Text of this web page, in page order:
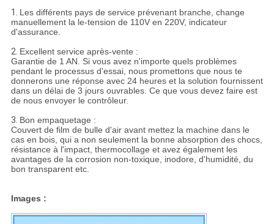
1. Les différents pays de service prévenant branche, change
manuellement la le-tension de 110V en 220V, indicateur
d'assurance.
2. Excellent service après-vente :
Garantie de 1 AN. Si vous avez n'importe quels problèmes
pendant le processus d'essai, nous promettons que nous te
donnerons une réponse avec 24 heures et la solution fournissent
dans un délai de 3 jours ouvrables. Ce que vous devez faire est
de nous envoyer le contrôleur.
3. Bon empaquetage :
Couvert de film de bulle d'air avant mettez la machine dans le
cas en bois, qui a non seulement la bonne absorption des chocs,
résistance à l'impact, thermocollage et avez également les
avantages de la corrosion non-toxique, inodore, d'humidité, du
bon transparent etc.
Images :